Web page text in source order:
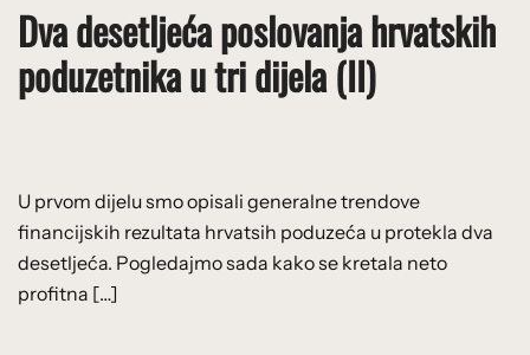
Dva desetljeća poslovanja hrvatskih
poduzetnika u tri dijela (II)
U prvom dijelu smo opisali generalne trendove
financijskih rezultata hrvatsih poduzeća u protekla dva
desetljeća. Pogledajmo sada kako se kretala neto
profitna […]